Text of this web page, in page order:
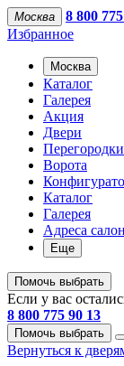
Москва
8 800
Избранное
Москва
Каталог
Галерея
Акция
Двери
Перегородки
Ворота
Каталог
Галерея
Адреса
Еще
Помочь выбрать
Если у вас
8 800 775 90 13
Помочь выбрать
Вернуться к